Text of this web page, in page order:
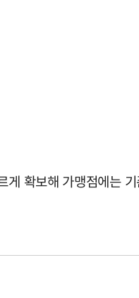
확보해 가맹점에는